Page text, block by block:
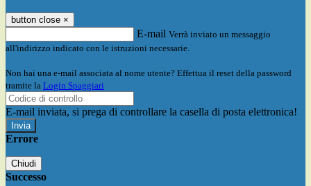
button close ×
E-mail Verrà inviato un messaggio
all'indirizzo indicato con le istruzioni necessarie.
Non hai una e-mail associata al nome utente? Effettua il reset della password
tramite la Login Spaggiari
E-mail inviata, si prega di controllare la casella di posta elettronica!
Errore
Chiudi
Successo